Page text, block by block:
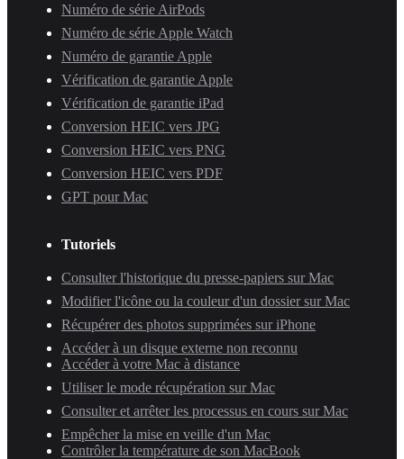
Numéro de série AirPods
Numéro de série Apple Watch
Numéro de garantie Apple
Vérification de garantie Apple
Vérification de garantie iPad
Conversion HEIC vers JPG
Conversion HEIC vers PNG
Conversion HEIC vers PDF
GPT pour Mac
Tutoriels
Consulter l'historique du presse-papiers sur Mac
Modifier l'icône ou la couleur d'un dossier sur Mac
Récupérer des photos supprimées sur iPhone
Accéder à un disque externe non reconnu
Accéder à votre Mac à distance
Utiliser le mode récupération sur Mac
Consulter et arrêter les processus en cours sur Mac
Empêcher la mise en veille d'un Mac
Contrôler la température de son MacBook